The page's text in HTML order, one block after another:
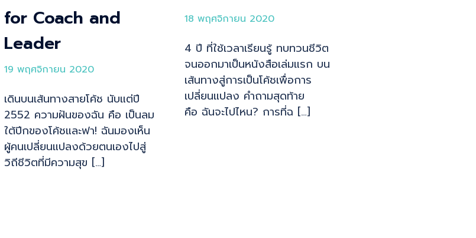
for Coach and
Leader
19 พฤศจิกายน 2020
เดินบนเส้นทางสายโค้ช นับแต่ปี
2552 ความฝันของฉัน คือ เป็นลม
ใต้ปีกของโค้ชและฟา! ฉันมองเห็น
ผู้คนเปลี่ยนแปลงด้วยตนเองไปสู่
วิถีชีวิตที่มีความสุข […]
18 พฤศจิกายน 2020
4 ปี ที่ใช้เวลาเรียนรู้ ทบทวนชีวิต
จนออกมาเป็นหนังสือเล่มแรก บน
เส้นทางสู่การเป็นโค้ชเพื่อการ
เปลี่ยนแปลง คำถามสุดท้าย
คือ ฉันจะไปไหน? การที่ฉ […]